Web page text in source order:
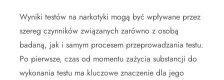
Wyniki testów na narkotyki mogą być wpływane przez
szereg czynników związanych zarówno z osobą
badaną, jak i samym procesem przeprowadzania testu.
Po pierwsze, czas od momentu zażycia substancji do
wykonania testu ma kluczowe znaczenie dla jego